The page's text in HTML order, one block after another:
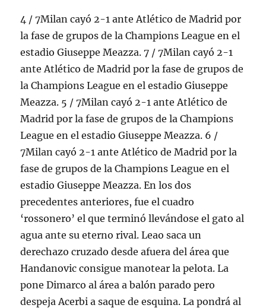
4 / 7Milan cayó 2-1 ante Atlético de Madrid por
la fase de grupos de la Champions League en el
estadio Giuseppe Meazza. 7 / 7Milan cayó 2-1
ante Atlético de Madrid por la fase de grupos de
la Champions League en el estadio Giuseppe
Meazza. 5 / 7Milan cayó 2-1 ante Atlético de
Madrid por la fase de grupos de la Champions
League en el estadio Giuseppe Meazza. 6 /
7Milan cayó 2-1 ante Atlético de Madrid por la
fase de grupos de la Champions League en el
estadio Giuseppe Meazza. En los dos
precedentes anteriores, fue el cuadro
‘rossonero’ el que terminó llevándose el gato al
agua ante su eterno rival. Leao saca un
derechazo cruzado desde afuera del área que
Handanovic consigue manotear la pelota. La
pone Dimarco al área a balón parado pero
despeja Acerbi a saque de esquina. La pondrá al